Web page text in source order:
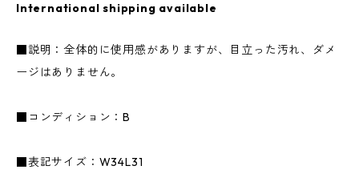
International shipping available
■説明：全体的に使用感がありますが、目立った汚れ、ダメ
ージはありません。
■コンディション：B
■表記サイズ：W34L31